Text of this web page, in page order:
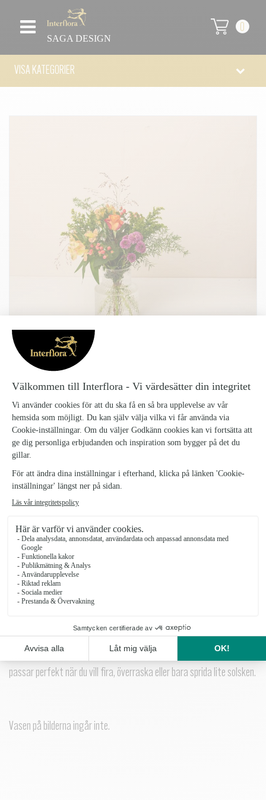
SAGA DESIGN
0
VISA KATEGORIER
Denna produkt finns inte i vårt sortiment för tillfället.
Tillbaka till startsidan
Gladje-Liten_7
OBS: Produkten finns inte i vårt sortiment för tillfället.
Glädje
Glädje är en energifylld bukett i orange, aprikos, rött, gult, lila och
santini, alstroemeria och andra noggrant utvalda blommor som
tillsammans skapar en fyllig och uttrycksfull känsla. En bukett som
passar perfekt när du vill fira, överraska eller bara sprida lite solsken.
Vasen på bilderna ingår inte.